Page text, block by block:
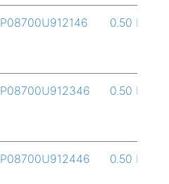
P08700U912146 0.50 L
P08700U912346 0.50 L
P08700U912446 0.50 L